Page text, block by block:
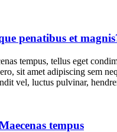
penatibus et
tempus, tellus eget
sit amet adipiscing sem
vel, luctus pulvinar,
tempus